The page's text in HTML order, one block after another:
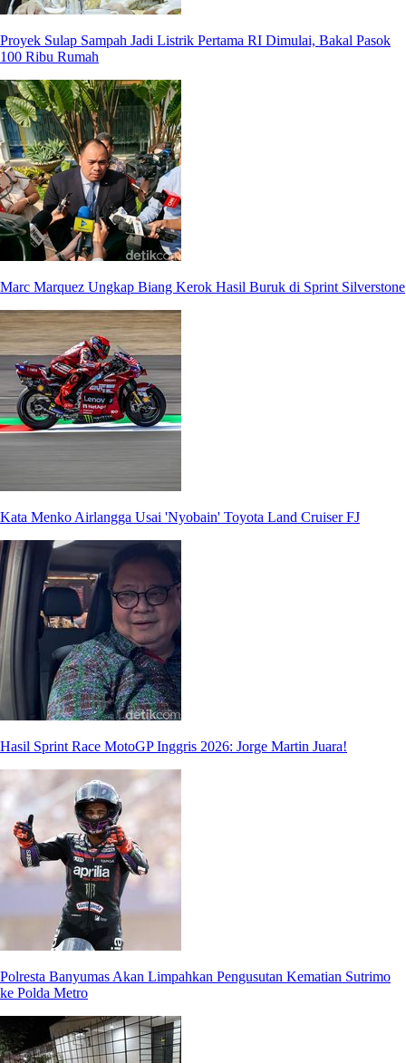
Proyek Sulap Sampah Jadi Listrik Pertama RI Dimulai, Bakal Pasok
100 Ribu Rumah
Marc Marquez Ungkap Biang Kerok Hasil Buruk di Sprint Silverstone
Kata Menko Airlangga Usai 'Nyobain' Toyota Land Cruiser FJ
Hasil Sprint Race MotoGP Inggris 2026: Jorge Martin Juara!
Polresta Banyumas Akan Limpahkan Pengusutan Kematian Sutrimo
ke Polda Metro